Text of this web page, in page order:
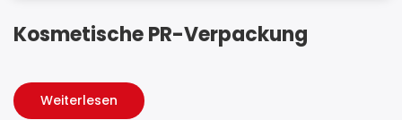
Kosmetische PR-Verpackung
Weiterlesen